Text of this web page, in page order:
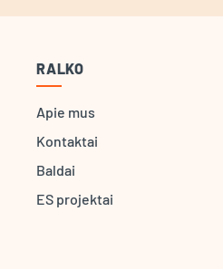
RALKO
Apie mus
Kontaktai
Baldai
ES projektai